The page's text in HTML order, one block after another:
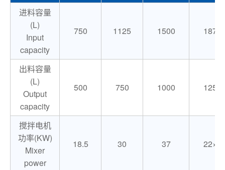
进料容量
(L)
Input
capacity
750 1125 1500 1875
出料容量
(L)
Output
capacity
500 750 1000 1250
搅拌电机
功率(KW)
Mixer
power
18.5 30 37 22×2